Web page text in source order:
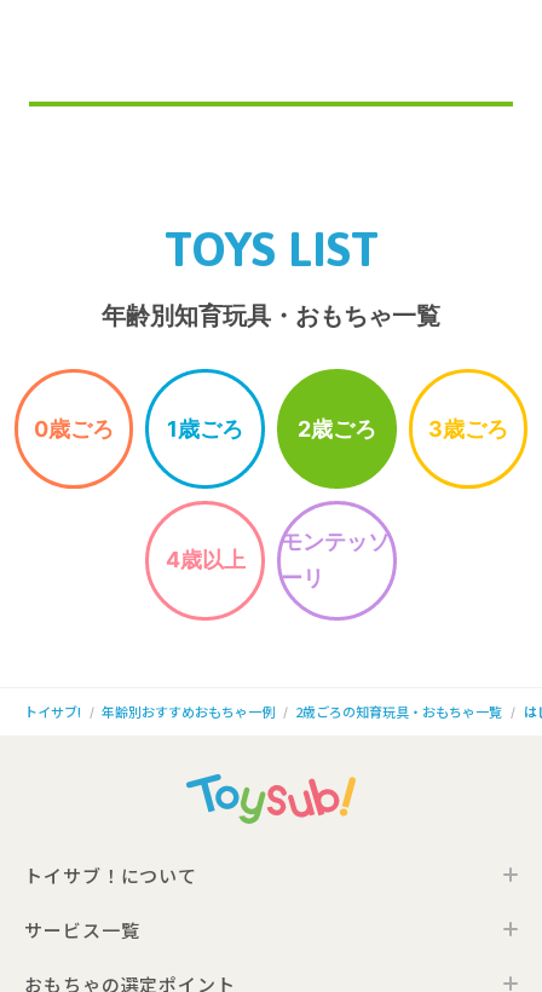
TOYS LIST
年齢別知育玩具・おもちゃ一覧
0歳ごろ 1歳ごろ 2歳ごろ 3歳ごろ
4歳以上
モンテッソ
ーリ
トイサブ! 年齢別おすすめおもちゃ一例 2歳ごろの知育玩具・おもちゃ一覧 は
トイサブ！について
トイサブ！の特徴
サービス一覧
トイサブ！ファーストセレクション
おもちゃの選定ポイント